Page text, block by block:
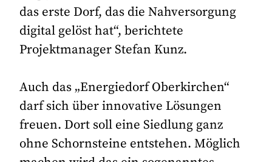
das erste Dorf, das die Nahversorgung
digital gelöst hat“, berichtete
Projektmanager Stefan Kunz.
Auch das „Energiedorf Oberkirchen“
darf sich über innovative Lösungen
freuen. Dort soll eine Siedlung ganz
ohne Schornsteine entstehen. Möglich